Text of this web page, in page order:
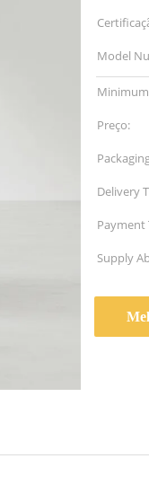
Model
Quantity:
Preço:
Delivery
Payment
Supply